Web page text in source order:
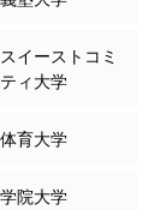
イーストコミ
ィ大学
育大学
院大学